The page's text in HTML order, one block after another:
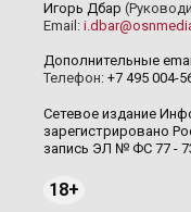
Игорь Дбар
Email:
Дополнительные
Телефон: +7 495 004-
Сетевое издание
зарегистрировано
запись ЭЛ № ФС 77 -
18+